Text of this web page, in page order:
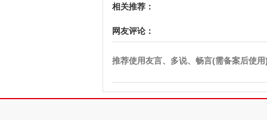
相关推荐：
网友评论：
推荐使用友言、多说、畅言(需备案后使